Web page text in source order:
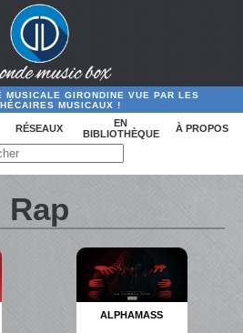
MUSICALE GIRONDINE VUE PAR LES
MUSICAUX !
RÉSEAUX
EN
BIBLIOTHÈQUE
À PROPOS
Rap
ALPHAMASS